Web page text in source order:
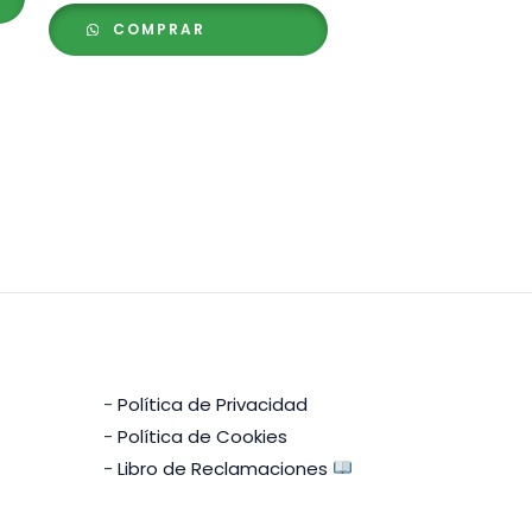
desde
S/ 1.10
COMPRAR
-Política de Privacidad
-Política de Cookies
-Libro de Reclamaciones